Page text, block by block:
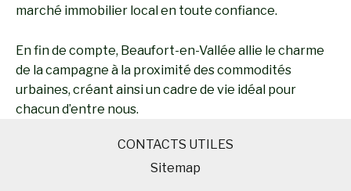
marché immobilier local en toute confiance.
En fin de compte, Beaufort-en-Vallée allie le charme
de la campagne à la proximité des commodités
urbaines, créant ainsi un cadre de vie idéal pour
chacun d’entre nous.
CONTACTS UTILES
Sitemap